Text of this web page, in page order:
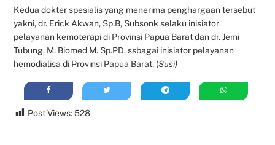
Kedua dokter spesialis yang menerima penghargaan tersebut
yakni, dr. Erick Akwan, Sp.B, Subsonk selaku inisiator
pelayanan kemoterapi di Provinsi Papua Barat dan dr. Jemi
Tubung, M. Biomed M. Sp.PD. ssbagai inisiator pelayanan
hemodialisa di Provinsi Papua Barat. (Susi)
Post Views: 528